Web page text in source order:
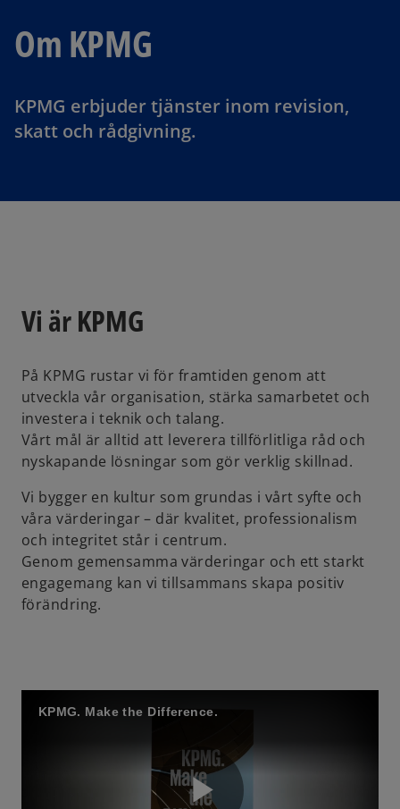
Om KPMG
KPMG erbjuder tjänster inom revision,
skatt och rådgivning.
Vi är KPMG
På KPMG rustar vi för framtiden genom att
utveckla vår organisation, stärka samarbetet och
investera i teknik och talang.
Vårt mål är alltid att leverera tillförlitliga råd och
nyskapande lösningar som gör verklig skillnad.
Vi bygger en kultur som grundas i vårt syfte och
våra värderingar – där kvalitet, professionalism
och integritet står i centrum.
Genom gemensamma värderingar och ett starkt
engagemang kan vi tillsammans skapa positiv
förändring.
KPMG. Make the Difference.